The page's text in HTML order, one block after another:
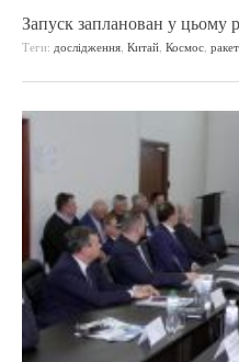
Запуск запланован у цьому
Теги: дослідження, Китай, Космос,